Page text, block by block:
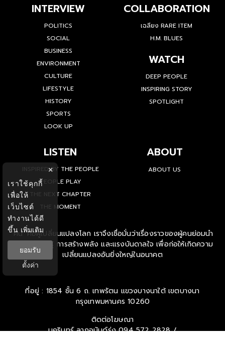
INTERVIEW
POLITICS
SOCIAL
BUSINESS
ENVIRONMENT
CULTURE
LIFESTYLE
HISTORY
SPORTS
LOOK UP
COLLABORATION
เฉลียง RARE ITEM
H.M. BLUES
WATCH
DEEP PEOPLE
INSPIRING STORY
SPOTLIGHT
LISTEN
INSPIRED BY THE PEOPLE
PEOPLE PLAY
THE NEXT CHAPTER
THE MOMENT
ABOUT
ABOUT US
'คน' คือผู้เปลี่ยนแปลงโลก เราจึงเชื่อมั่นว่าเรื่องราวของผู้คนย่อมนำ
ไปสู่การเรียนรู้ การสร้างพลัง และแรงบันดาลใจ เพื่อก่อให้เกิดความ
เปลี่ยนแปลงอันยิ่งใหญ่ในอนาคต
ที่อยู่ : 1854 ชั้น 6 ถ. เทพรัตน แขวงบางนาใต้ เขตบางนา
กรุงเทพมหานคร 10260
ติดต่อโฆษณา
นครินทร์ ลาภอนันด์รุ่ง094 572 2828 /
×
เราใช้คุกกี้
เพื่อให้
เว็บไซต์
ทำงานได้ดี
ขึ้น เพิ่มเติม
ยอมรับ
ตั้งค่า